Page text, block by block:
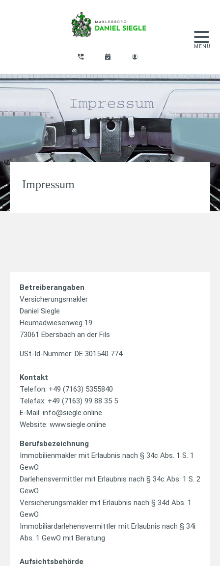
Impressum
Betreiberangaben
Versicherungsmakler
Daniel Siegle
Heumadwiesenweg 19
73061 Ebersbach an der Fils
USt-Id-Nummer: DE 301540 774
Kontakt
Telefon: +49 (7163) 5355840
Telefax: +49 (7163) 99 88 35 5
E-Mail: info@siegle.online
Website: www.siegle.online
Berufsbezeichnung
Immobilienmakler mit Erlaubnis nach § 34c Abs. 1 S. 1
GewO
Darlehensvermittler mit Erlaubnis nach § 34c Abs. 1 S. 2
GewO
Versicherungsmakler mit Erlaubnis nach § 34d Abs. 1
GewO
Immobiliardarlehensvermittler mit Erlaubnis nach § 34i
Abs. 1 GewO mit Beratung
Aufsichtsbehörde